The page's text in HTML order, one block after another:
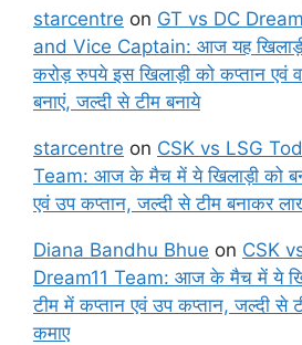
starcentre on GT vs DC
and Vice Captain: आज यह
करोड़ रुपये इस खिलाड़ी को कप्तान एवं
बनाएं, जल्दी से टीम बनाये
starcentre on CSK vs LSG
Team: आज के मैच में ये खिलाड़ी को
एवं उप कप्तान, जल्दी से टीम बनाकर
Diana Bandhu Bhue on CSK
Dream11 Team: आज के मैच में ये
टीम में कप्तान एवं उप कप्तान, जल्दी से
कमाए